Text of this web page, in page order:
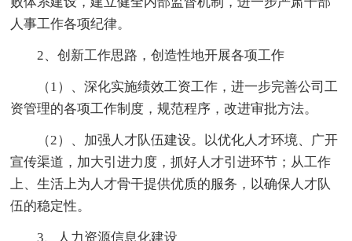
人事工作各项纪律。
2、创新工作思路，创造性地开展各项工作
（1）、深化实施绩效工资工作，进一步完善公司工
资管理的各项工作制度，规范程序，改进审批方法。
（2）、加强人才队伍建设。以优化人才环境、广开
宣传渠道，加大引进力度，抓好人才引进环节；从工作
上、生活上为人才骨干提供优质的服务，以确保人才队
伍的稳定性。
3、人力资源信息化建设